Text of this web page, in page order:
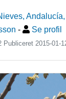
Andalucía,
- Se profil
Publiceret 2015-01-